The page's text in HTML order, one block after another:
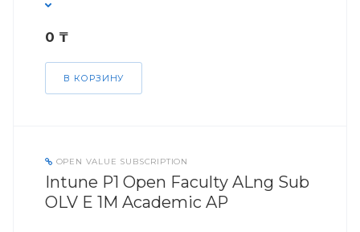
0 ₸
В КОРЗИНУ
OPEN VALUE SUBSCRIPTION
Intune P1 Open Faculty ALng Sub
OLV E 1M Academic AP